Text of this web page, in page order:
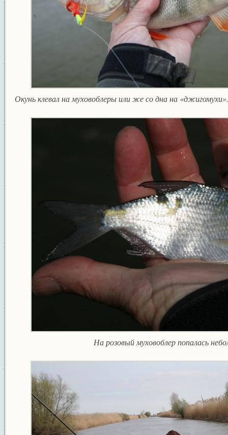
Окунь клевал на муховоблеры или же со дна на
На розовый муховоблер попалась